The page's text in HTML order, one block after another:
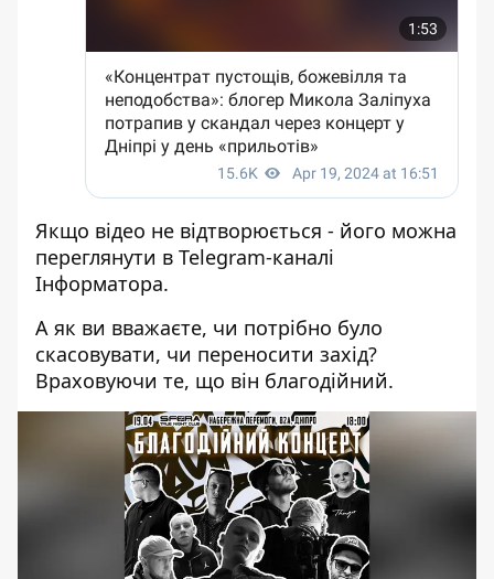
Якщо відео не відтворюється - його можна
переглянути в Telegram-каналі
Інформатора.
А як ви вважаєте, чи потрібно було
скасовувати, чи переносити захід?
Враховуючи те, що він благодійний.